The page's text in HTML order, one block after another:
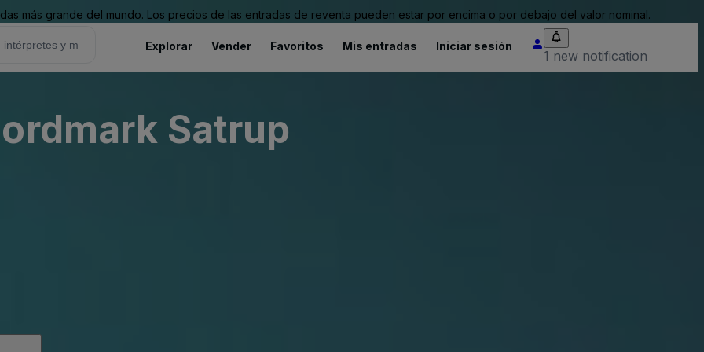
más grande del mundo. Los precios de las entradas de reventa pueden estar por encima o por debajo del valor nominal.
Explorar Vender Favoritos Mis entradas Iniciar sesión
1 new notification
Satrup